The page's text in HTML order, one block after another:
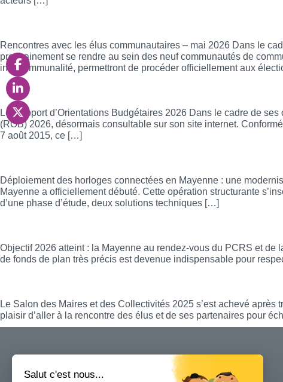
Rencontres avec les élus communautaires – mai 2026 Dans le
prochainement se rendre au sein des neuf communautés de
intercommunalité, permettront de procéder officiellement aux
Rapport d’Orientations Budgétaires 2026 :
Le Rapport d’Orientations Budgétaires 2026 Dans le cadre de
(ROB) 2026, désormais consultable sur son site internet.
7 août 2015, ce […]
Déploiement des horloges connectées en Mayenne : une
Mayenne a officiellement débuté. Cette opération structurante
d’une phase d’étude, deux solutions techniques […]
Objectif 2026 atteint : la Mayenne au rendez-vous du PCRS et
de fonds de plan très précis est devenue indispensable pour
Le Salon des Maires et des Collectivités 2025 s’est achevé
plaisir d’aller à la rencontre des élus et de ses partenaires pour